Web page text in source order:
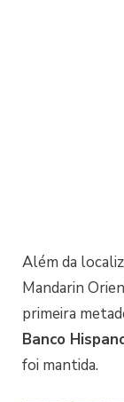
Além da
Mandarin
primeira
Banco
foi mantida.